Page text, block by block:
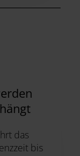
das
bis